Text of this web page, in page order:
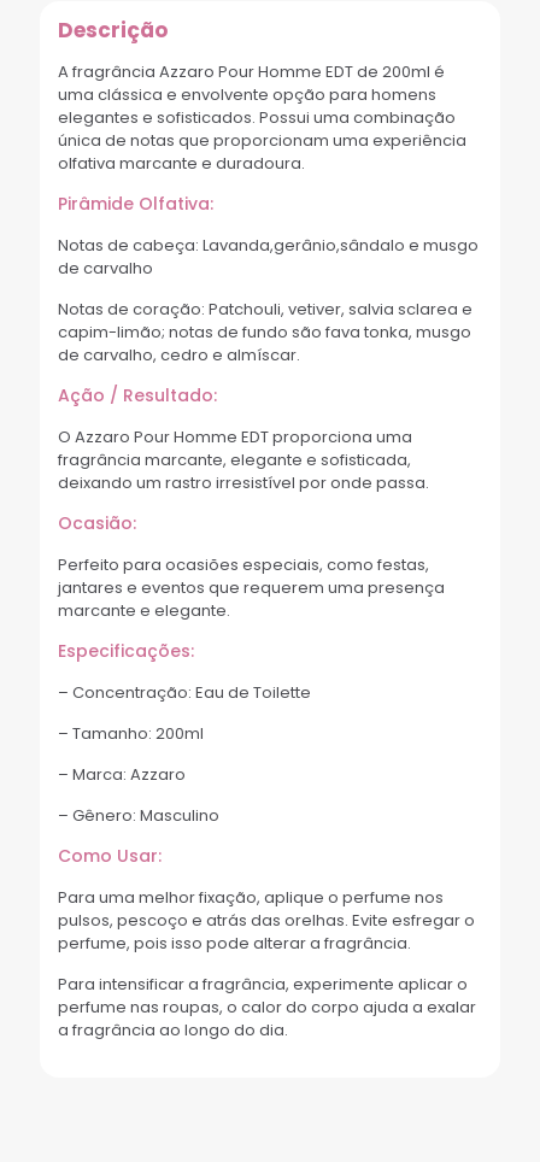
Descrição
A fragrância Azzaro Pour Homme EDT de 200ml é
uma clássica e envolvente opção para homens
elegantes e sofisticados. Possui uma combinação
única de notas que proporcionam uma experiência
olfativa marcante e duradoura.
Pirâmide Olfativa:
Notas de cabeça: Lavanda,gerânio,sândalo e musgo
de carvalho
Notas de coração: Patchouli, vetiver, salvia sclarea e
capim-limão; notas de fundo são fava tonka, musgo
de carvalho, cedro e almíscar.
Ação / Resultado:
O Azzaro Pour Homme EDT proporciona uma
fragrância marcante, elegante e sofisticada,
deixando um rastro irresistível por onde passa.
Ocasião:
Perfeito para ocasiões especiais, como festas,
jantares e eventos que requerem uma presença
marcante e elegante.
Especificações:
– Concentração: Eau de Toilette
– Tamanho: 200ml
– Marca: Azzaro
– Gênero: Masculino
Como Usar:
Para uma melhor fixação, aplique o perfume nos
pulsos, pescoço e atrás das orelhas. Evite esfregar o
perfume, pois isso pode alterar a fragrância.
Para intensificar a fragrância, experimente aplicar o
perfume nas roupas, o calor do corpo ajuda a exalar
a fragrância ao longo do dia.